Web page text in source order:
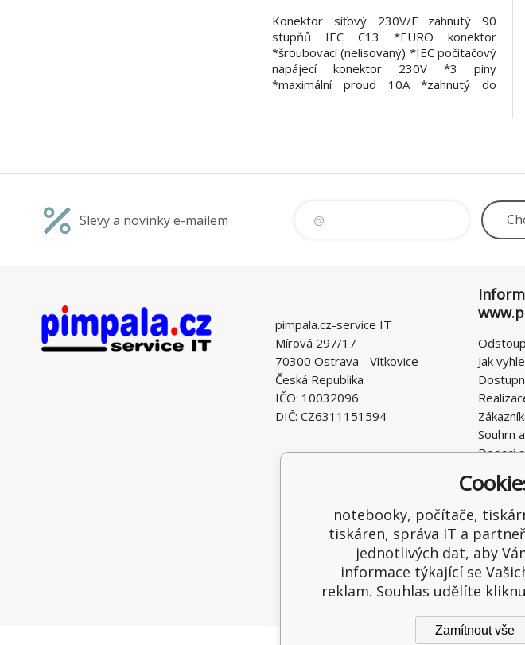
Konektor síťový 230V/F zahnutý 90
stupňů IEC C13 *EURO konektor
*šroubovací (nelisovaný) *IEC počítačový
napájecí konektor 230V *3 piny
*maximální proud 10A *zahnutý do
Slevy a novinky e-mailem
pimpala.cz-service IT
Mírová 297/17
70300 Ostrava - Vítkovice
Česká Republika
IČO: 10032096
DIČ: CZ6311151594
Jak
Souhrn
Dodací
Řešení
notebooky, počítače,
tiskáren, správa IT a
jednotlivých dat, aby
informace týkající se
reklam. Souhlas udělíte
Zamítnout vše